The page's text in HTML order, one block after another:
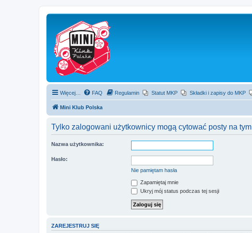
Więcej… FAQ Regulamin Statut MKP Składki i zapisy do MKP
Mini Klub Polska
Tylko zalogowani użytkownicy mogą cytować posty na
Nazwa użytkownika:
Hasło:
Nie pamiętam hasła
Zapamiętaj mnie
Ukryj mój status podczas tej sesji
ZAREJESTRUJ SIĘ